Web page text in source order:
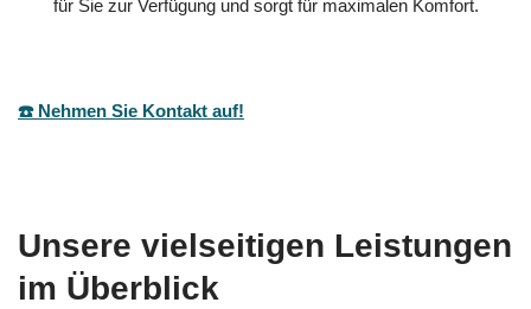
für Sie zur Verfügung und sorgt für maximalen Komfort.
☎️ Nehmen Sie Kontakt auf!
Unsere vielseitigen Leistungen
im Überblick